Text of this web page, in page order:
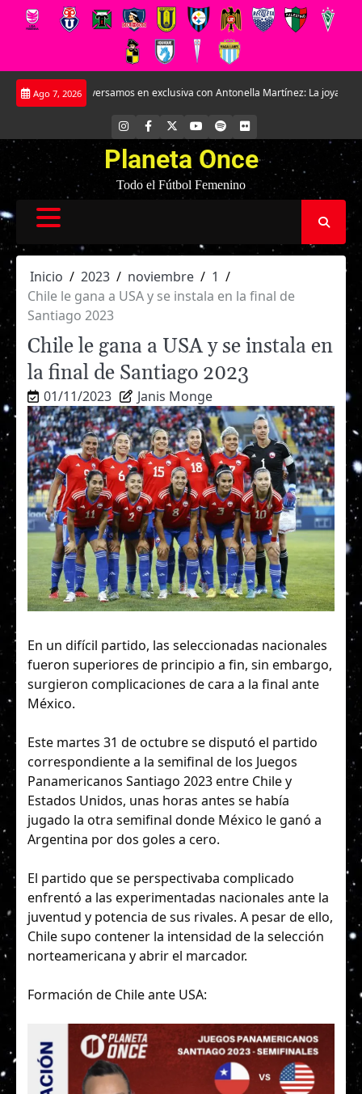
Saltar
Ago 7, 2026
en exclusiva con Antonella Martínez: La joya de Everton La Roja
INSTAGRAM
FACEBOOK YOUTUBE
SPOTIFYFLICKR
Planeta Once
Todo el Fútbol Femenino
Inicio 2023 noviembre
1
Chile le gana a USA y se instala en la final de
Santiago 2023
Chile le gana a USA y se instala en
la final de Santiago 2023
01/11/2023 Janis Monge
En un difícil partido, las seleccionadas nacionales
fueron superiores de principio a fin, sin embargo,
surgieron complicaciones de cara a la final ante
México.
Este martes 31 de octubre se disputó el partido
correspondiente a la semifinal de los Juegos
Panamericanos Santiago 2023 entre Chile y
Estados Unidos, unas horas antes se había
jugado la otra semifinal donde México le ganó a
Argentina por dos goles a cero.
El partido que se perspectivaba complicado
enfrentó a las experimentadas nacionales ante la
juventud y potencia de sus rivales. A pesar de ello,
Chile supo contener la intensidad de la selección
norteamericana y abrir el marcador.
Formación de Chile ante USA: